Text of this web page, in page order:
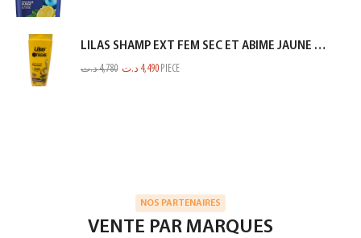
LILAS SHAMP EXT FEM SEC ET ABIME JAUNE 350ML
4,780د.ت 4,490 د.ت PIECE
NOS PARTENAIRES
VENTE PAR MARQUES